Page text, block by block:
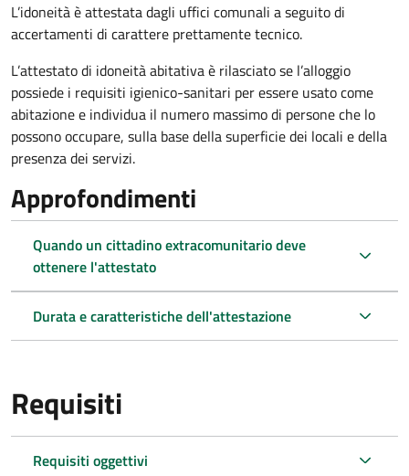
L’idoneità è attestata dagli uffici comunali a seguito di
accertamenti di carattere prettamente tecnico.
L’attestato di idoneità abitativa è rilasciato se l’alloggio
possiede i requisiti igienico-sanitari per essere usato come
abitazione e individua il numero massimo di persone che lo
possono occupare, sulla base della superficie dei locali e della
presenza dei servizi.
Approfondimenti
Quando un cittadino extracomunitario deve
ottenere l'attestato
Durata e caratteristiche dell'attestazione
Requisiti
Requisiti oggettivi